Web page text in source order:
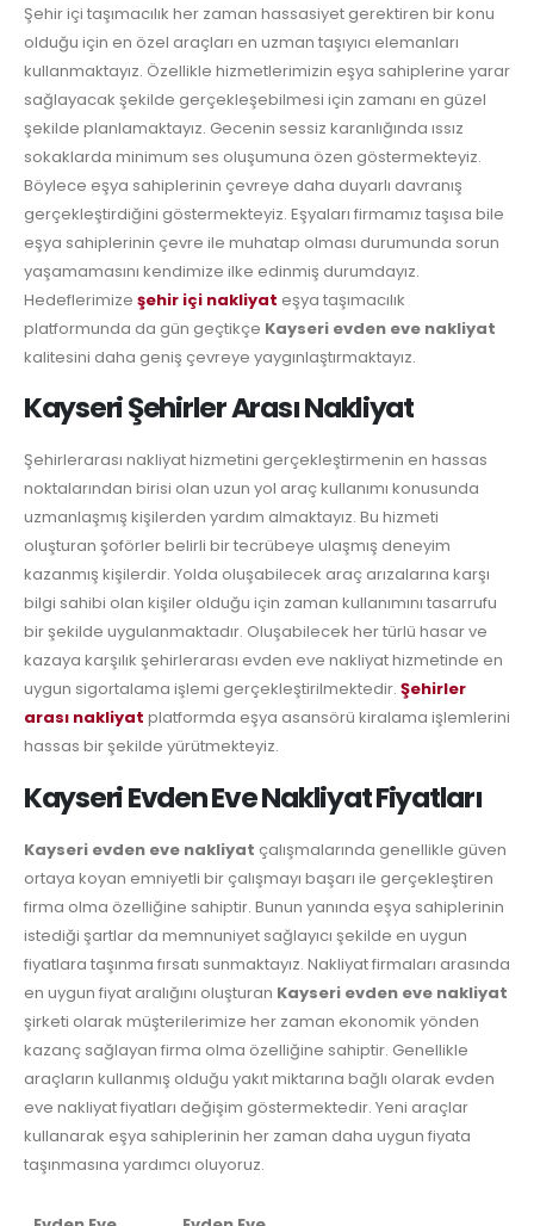
Şehir içi taşımacılık her zaman hassasiyet gerektiren bir konu
olduğu için en özel araçları en uzman taşıyıcı elemanları
kullanmaktayız. Özellikle hizmetlerimizin eşya sahiplerine yarar
sağlayacak şekilde gerçekleşebilmesi için zamanı en güzel
şekilde planlamaktayız. Gecenin sessiz karanlığında ıssız
sokaklarda minimum ses oluşumuna özen göstermekteyiz.
Böylece eşya sahiplerinin çevreye daha duyarlı davranış
gerçekleştirdiğini göstermekteyiz. Eşyaları firmamız taşısa bile
eşya sahiplerinin çevre ile muhatap olması durumunda sorun
yaşamamasını kendimize ilke edinmiş durumdayız.
Hedeflerimize şehir içi nakliyat eşya taşımacılık
platformunda da gün geçtikçe Kayseri evden eve nakliyat
kalitesini daha geniş çevreye yaygınlaştırmaktayız.
Kayseri Şehirler Arası Nakliyat
Şehirlerarası nakliyat hizmetini gerçekleştirmenin en hassas
noktalarından birisi olan uzun yol araç kullanımı konusunda
uzmanlaşmış kişilerden yardım almaktayız. Bu hizmeti
oluşturan şoförler belirli bir tecrübeye ulaşmış deneyim
kazanmış kişilerdir. Yolda oluşabilecek araç arızalarına karşı
bilgi sahibi olan kişiler olduğu için zaman kullanımını tasarrufu
bir şekilde uygulanmaktadır. Oluşabilecek her türlü hasar ve
kazaya karşılık şehirlerarası evden eve nakliyat hizmetinde en
uygun sigortalama işlemi gerçekleştirilmektedir. Şehirler
arası nakliyat platformda eşya asansörü kiralama işlemlerini
hassas bir şekilde yürütmekteyiz.
Kayseri Evden Eve Nakliyat Fiyatları
Kayseri evden eve nakliyat çalışmalarında genellikle güven
ortaya koyan emniyetli bir çalışmayı başarı ile gerçekleştiren
firma olma özelliğine sahiptir. Bunun yanında eşya sahiplerinin
istediği şartlar da memnuniyet sağlayıcı şekilde en uygun
fiyatlara taşınma fırsatı sunmaktayız. Nakliyat firmaları arasında
en uygun fiyat aralığını oluşturan Kayseri evden eve nakliyat
şirketi olarak müşterilerimize her zaman ekonomik yönden
kazanç sağlayan firma olma özelliğine sahiptir. Genellikle
araçların kullanmış olduğu yakıt miktarına bağlı olarak evden
eve nakliyat fiyatları değişim göstermektedir. Yeni araçlar
kullanarak eşya sahiplerinin her zaman daha uygun fiyata
taşınmasına yardımcı oluyoruz.